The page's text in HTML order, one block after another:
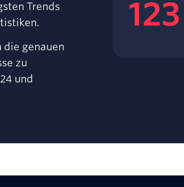
Trends
die genauen
zu
und